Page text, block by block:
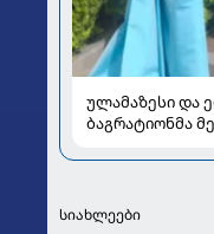
ულამაზესი და
ბაგრატიონმა
სიახლეები